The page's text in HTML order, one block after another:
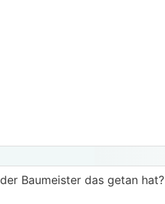
Baumeister das getan hat?